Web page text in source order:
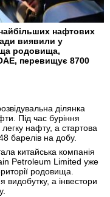
нафтових
виявили у
родовища,
перевищує 8700
ділянка
Під час буріння
нафту, а стартова
барелів на добу.
китайська компанія
Petroleum Limited уже
родовища.
а інвестори